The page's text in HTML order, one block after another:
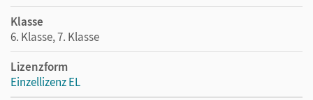
Klasse
6. Klasse, 7. Klasse
Lizenzform
Einzellizenz EL